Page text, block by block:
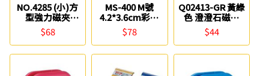
NO.4285 (小)方
型強力磁夾
(30x35mm) SDI
$68
MS-400 M號
4.2*3.6cm彩色
磁夾【圓型膠
片】COX
$78
Q02413-GR 黃綠
色 澄澄石磁鐵
夾/磁夾 ABEL
$44